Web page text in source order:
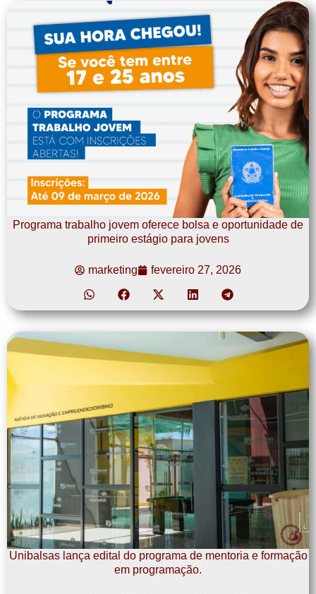
Programa trabalho jovem oferece bolsa e oportunidade de
primeiro estágio para jovens
marketing fevereiro 27, 2026
Unibalsas lança edital do programa de mentoria e formação
em programação.